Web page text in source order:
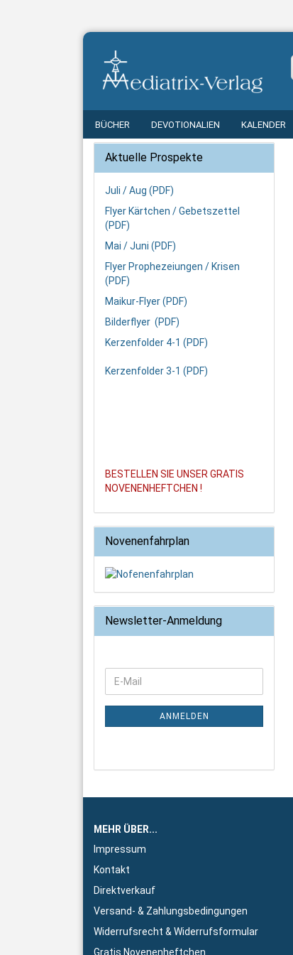
BÜCHER DEVOTIONALIEN KALENDER
Aktuelle Prospekte
Juli / Aug (PDF)
Flyer Kärtchen / Gebetszettel
(PDF)
Mai / Juni (PDF)
Flyer Prophezeiungen / Krisen
(PDF)
Maikur-Flyer (PDF)
Bilderflyer (PDF)
Kerzenfolder 4-1 (PDF)
Kerzenfolder 3-1 (PDF)
BESTELLEN SIE UNSER GRATIS
NOVENENHEFTCHEN !
Novenenfahrplan
Newsletter-Anmeldung
ZUR
ANMELDUNG
E-
Mail
ANMELDEN
MEHR ÜBER...
Impressum
Kontakt
Direktverkauf
Versand- & Zahlungsbedingungen
Widerrufsrecht & Widerrufsformular
Gratis Novenenheftchen